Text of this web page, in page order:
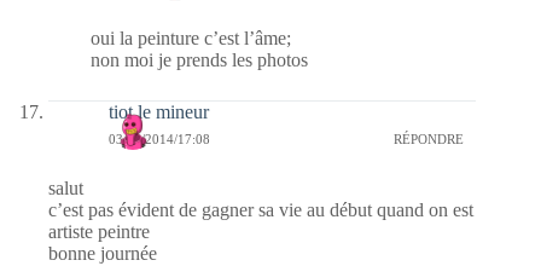
oui la peinture c’est l’âme;
non moi je prends les photos
tiot le mineur
03/10/2014/17:08 RÉPONDRE
salut
c’est pas évident de gagner sa vie au début quand on est
artiste peintre
bonne journée